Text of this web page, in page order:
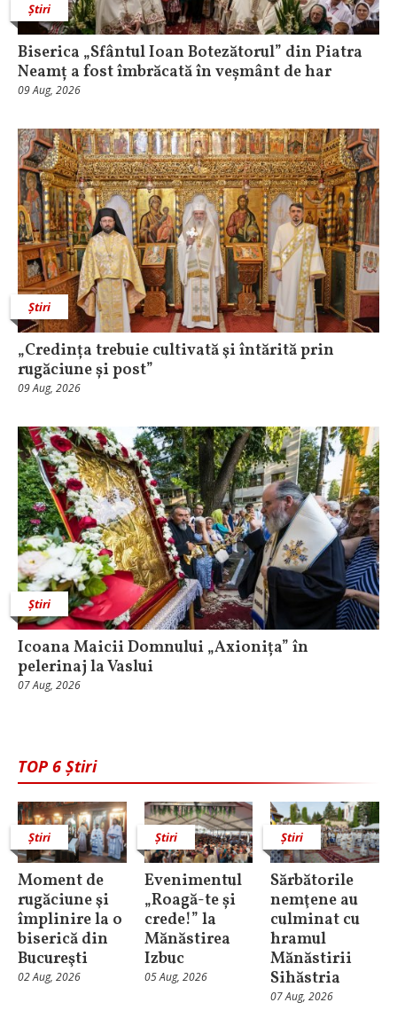
Știri
Biserica „Sfântul Ioan Botezătorul” din Piatra
Neamț a fost îmbrăcată în veșmânt de har
09 Aug, 2026
Știri
„Credința trebuie cultivată şi întărită prin
rugăciune și post”
09 Aug, 2026
Știri
Icoana Maicii Domnului „Axionița” în
pelerinaj la Vaslui
07 Aug, 2026
TOP 6 Știri
Știri
Moment de
rugăciune şi
împlinire la o
biserică din
Bucureşti
02 Aug, 2026
Știri
Evenimentul
„Roagă-te și
crede!” la
Mănăstirea
Izbuc
05 Aug, 2026
Știri
Sărbătorile
nemţene au
culminat cu
hramul
Mănăstirii
Sihăstria
07 Aug, 2026